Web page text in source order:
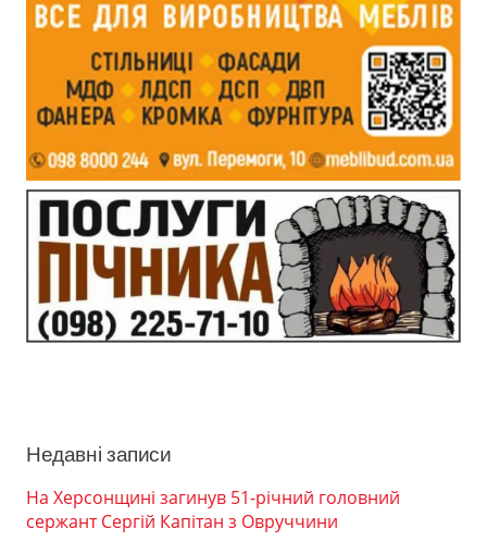
Недавні записи
На Херсонщині загинув 51-річний головний
сержант Сергій Капітан з Овруччини